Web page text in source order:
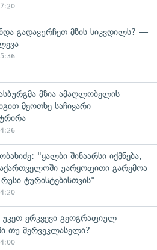
გადავურჩეთ მზის სიკვდილს? —
მზია ამაღლობელის
მეოთხე საჩივარი
"ყალბი შინაარსი იქმნება,
უარყოფითი გარემოა
ტურისტებისთვის"
უკეთ ერკვევი გეოგრაფიულ
თუ მერვეკლასელი?